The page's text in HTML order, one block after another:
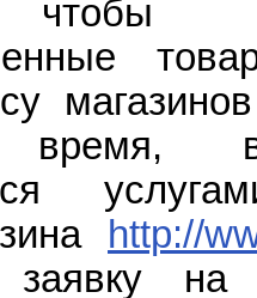
http://
на